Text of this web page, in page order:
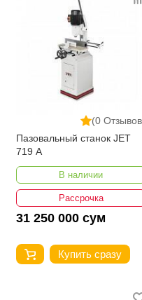
любом количестве по
это дополняет лучшая
Долбежные станки от
широкий диапазон
оптимальная цена для
Долбежные станки .
(0
Пазовальный станок JET
719 A
В наличии
Рассрочка
31 250 000 сум
Купить сразу